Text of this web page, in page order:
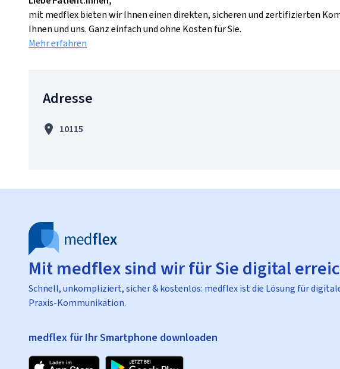
mit medflex bieten wir Ihnen einen direkten, sicheren und zertifizierten
Ihnen und uns. Ganz einfach und ohne Kosten für Sie.
Mehr erfahren
Adresse
10115
Mit medflex sind wir für Sie digital
Schnell, unkompliziert, sicher & kostenlos: medflex ist die Lösung für
Praxis-Kommunikation.
medflex für Ihr Smartphone downloaden